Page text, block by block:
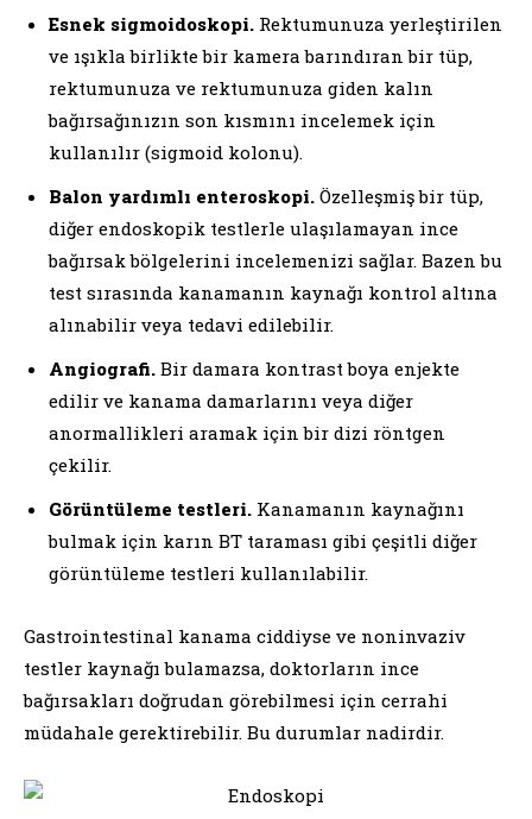
Esnek sigmoidoskopi. Rektumunuza yerleştirilen
ve ışıkla birlikte bir kamera barındıran bir tüp,
rektumunuza ve rektumunuza giden kalın
bağırsağınızın son kısmını incelemek için
kullanılır (sigmoid kolonu).
Balon yardımlı enteroskopi. Özelleşmiş bir tüp,
diğer endoskopik testlerle ulaşılamayan ince
bağırsak bölgelerini incelemenizi sağlar. Bazen bu
test sırasında kanamanın kaynağı kontrol altına
alınabilir veya tedavi edilebilir.
Angiografi. Bir damara kontrast boya enjekte
edilir ve kanama damarlarını veya diğer
anormallikleri aramak için bir dizi röntgen
çekilir.
Görüntüleme testleri. Kanamanın kaynağını
bulmak için karın BT taraması gibi çeşitli diğer
görüntüleme testleri kullanılabilir.
Gastrointestinal kanama ciddiyse ve noninvaziv
testler kaynağı bulamazsa, doktorların ince
bağırsakları doğrudan görebilmesi için cerrahi
müdahale gerektirebilir. Bu durumlar nadirdir.